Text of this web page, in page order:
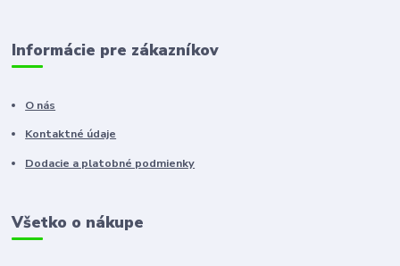
Informácie pre zákazníkov
O nás
Kontaktné údaje
Dodacie a platobné podmienky
Všetko o nákupe